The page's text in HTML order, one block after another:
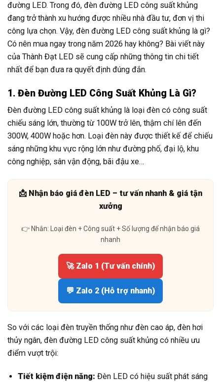
đường LED. Trong đó, đèn đường LED công suất khủng
đang trở thành xu hướng được nhiều nhà đầu tư, đơn vị thi
công lựa chọn. Vậy, đèn đường LED công suất khủng là gì?
Có nên mua ngay trong năm 2026 hay không? Bài viết này
của Thành Đạt LED sẽ cung cấp những thông tin chi tiết
nhất để bạn đưa ra quyết định đúng đắn.
1. Đèn Đường LED Công Suất Khủng Là Gì?
Đèn đường LED công suất khủng là loại đèn có công suất
chiếu sáng lớn, thường từ 100W trở lên, thậm chí lên đến
300W, 400W hoặc hơn. Loại đèn này được thiết kế để chiếu
sáng những khu vực rộng lớn như đường phố, đại lộ, khu
công nghiệp, sân vận động, bãi đậu xe…
📩 Nhận báo giá đèn LED – tư vấn nhanh & giá tận
xưởng
👉 Nhắn: Loại đèn + Công suất + Số lượng để nhận báo giá
nhanh
🚀 Zalo 1 (Tư vấn chính)
💬 Zalo 2 (Hỗ trợ nhanh)
So với các loại đèn truyền thống như đèn cao áp, đèn hơi
thủy ngân, đèn đường LED công suất khủng có nhiều ưu
điểm vượt trội:
Tiết kiệm điện năng: Đèn LED có hiệu suất phát sáng